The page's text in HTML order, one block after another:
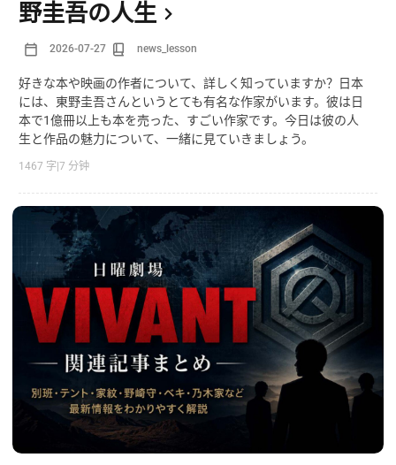
野圭吾の人生
2026-07-27 news_lesson
好きな本や映画の作者について、詳しく知っていますか？日本
には、東野圭吾さんというとても有名な作家がいます。彼は日
本で1億冊以上も本を売った、すごい作家です。今日は彼の人
生と作品の魅力について、一緒に見ていきましょう。
1467 字 7 分钟